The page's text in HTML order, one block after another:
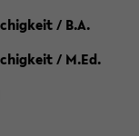
/ B.A.
/ M.Ed.